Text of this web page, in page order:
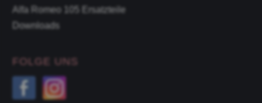
Alfa Romeo 105 Ersatzteile
Downloads
FOLGE UNS